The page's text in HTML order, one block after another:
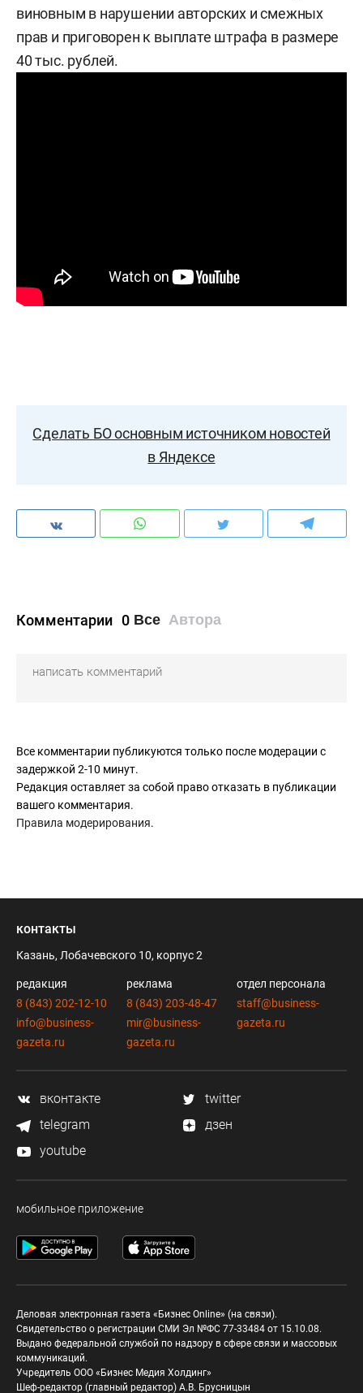
виновным в нарушении авторских и смежных
прав и приговорен к выплате штрафа в размере
40 тыс. рублей.
Сделать БО основным источником новостей
в Яндексе
Комментарии 0 Все Автора
Все комментарии публикуются только после модерации с
задержкой 2-10 минут.
Редакция оставляет за собой право отказать в публикации
вашего комментария.
Правила модерирования.
контакты
Казань, Лобачевского 10, корпус 2
редакция
8 (843) 202-12-10
info@business-
gazeta.ru
реклама
8 (843) 203-48-47
mir@business-
gazeta.ru
отдел персонала
staff@business-
gazeta.ru
вконтакте
twitter
telegram
дзен
youtube
мобильное приложение
Деловая электронная газета «Бизнес Online» (на связи).
Свидетельство о регистрации СМИ Эл №ФС 77-33484 от 15.10.08.
Выдано федеральной службой по надзору в сфере связи и массовых
коммуникаций.
Учредитель ООО «Бизнес Медия Холдинг»
Шеф-редактор (главный редактор) А.В. Брусницын